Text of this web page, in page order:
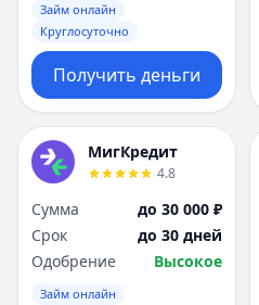
Займ онлайн
Круглосуточно
Получить деньги
МигКредит
4.8
Сумма
до 30 000 ₽
Срок
до 30 дней
Одобрение
Высокое
Займ онлайн